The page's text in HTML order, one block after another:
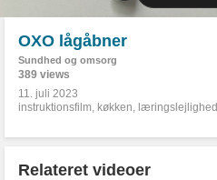
OXO lågåbner
Sundhed og omsorg
389 views
11. juli 2023
instruktionsfilm, køkken, læringslejlighed
Relateret videoer